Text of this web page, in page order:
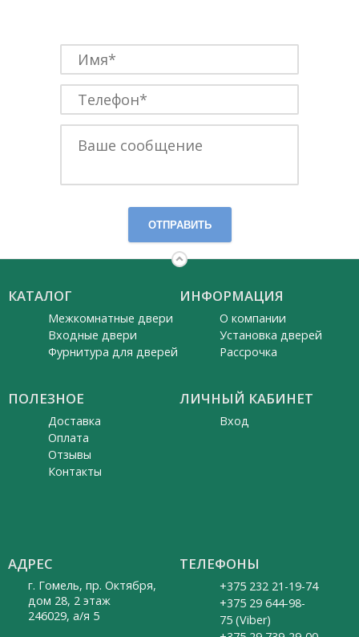
ОТПРАВИТЬ
КАТАЛОГ
Межкомнатные двери
Входные двери
Фурнитура для дверей
ПОЛЕЗНОЕ
Доставка
Оплата
Отзывы
Контакты
ИНФОРМАЦИЯ
О компании
Установка дверей
Рассрочка
ЛИЧНЫЙ КАБИНЕТ
Вход
АДРЕС
г. Гомель, пр. Октября,
дом 28, 2 этаж
246029, а/я 5
ТЕЛЕФОНЫ
+375 232 21-19-74
+375 29 644-98-
75 (Viber)